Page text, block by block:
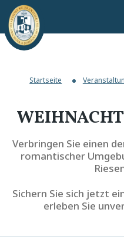
Startseite
Verbringen Sie einen
romantischer
Sichern Sie sich jetzt
erleben Sie